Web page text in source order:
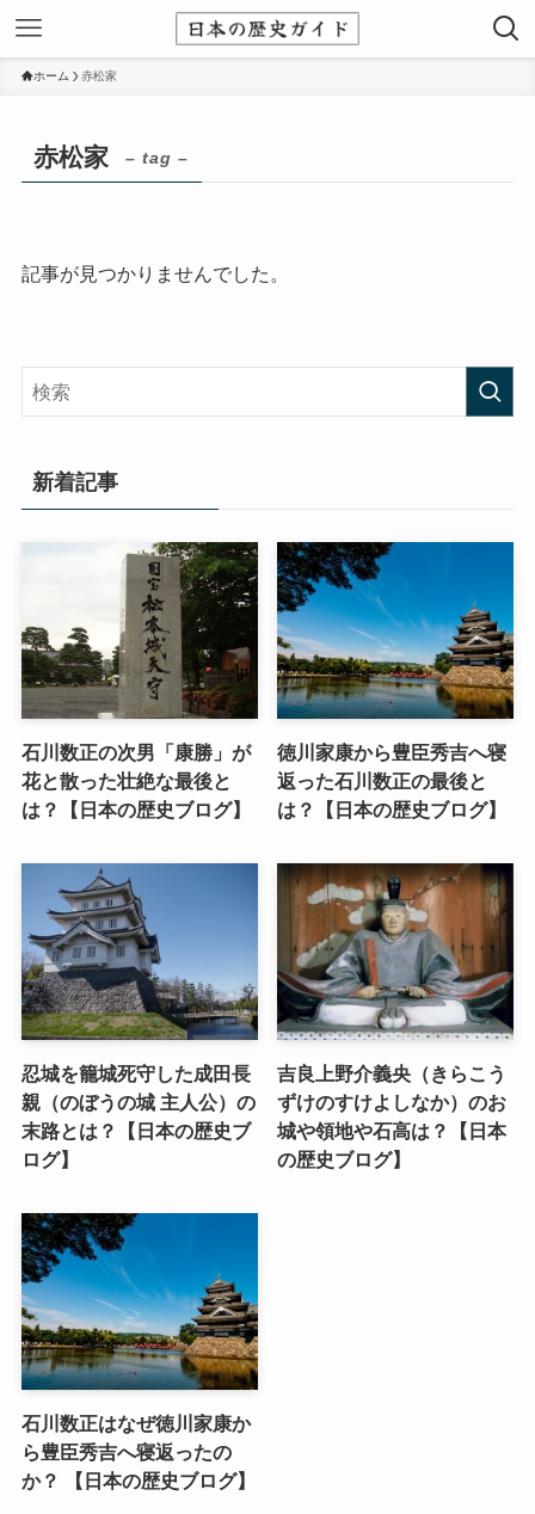
ホーム 赤松家
赤松家 – tag –
記事が見つかりませんでした。
新着記事
石川数正の次男「康勝」が
花と散った壮絶な最後と
は？【日本の歴史ブログ】
徳川家康から豊臣秀吉へ寝
返った石川数正の最後と
は？【日本の歴史ブログ】
忍城を籠城死守した成田長
親（のぼうの城 主人公）の
末路とは？【日本の歴史ブ
ログ】
吉良上野介義央（きらこう
ずけのすけよしなか）のお
城や領地や石高は？【日本
の歴史ブログ】
石川数正はなぜ徳川家康か
ら豊臣秀吉へ寝返ったの
か？ 【日本の歴史ブログ】